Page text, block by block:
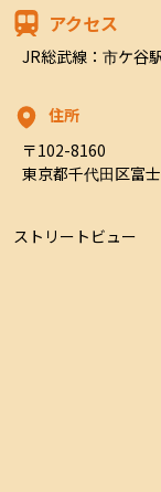
アクセス
JR総武線：市ケ谷
住所
〒102-8160
東京都千代田区富
ストリートビュー